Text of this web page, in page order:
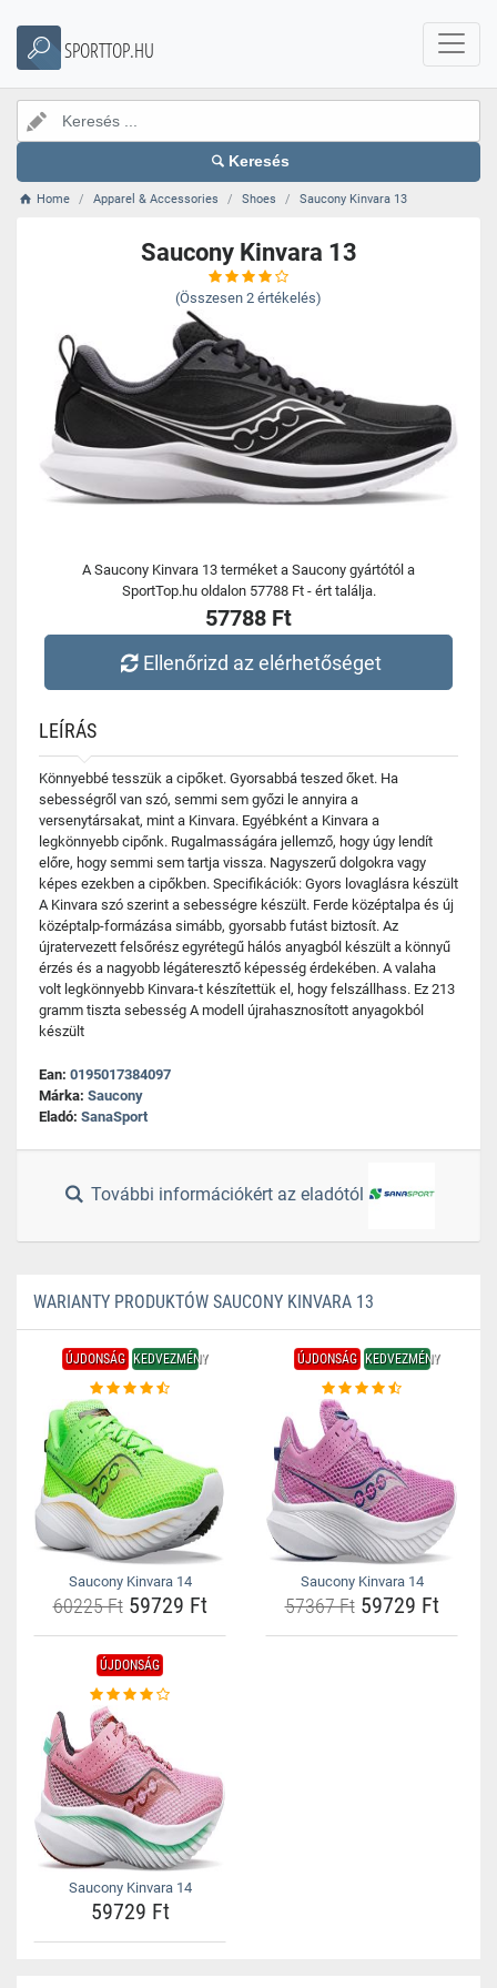
SPORTTOP.HU
Keresés
Home Apparel & Accessories Shoes Saucony Kinvara 13
Saucony Kinvara 13
(Összesen 2 értékelés)
A Saucony Kinvara 13 terméket a Saucony gyártótól a
SportTop.hu oldalon 57788 Ft - ért találja.
57788 Ft
Ellenőrizd az elérhetőséget
LEÍRÁS
Könnyebbé tesszük a cipőket. Gyorsabbá teszed őket. Ha
sebességről van szó, semmi sem győzi le annyira a
versenytársakat, mint a Kinvara. Egyébként a Kinvara a
legkönnyebb cipőnk. Rugalmasságára jellemző, hogy úgy lendít
előre, hogy semmi sem tartja vissza. Nagyszerű dolgokra vagy
képes ezekben a cipőkben. Specifikációk: Gyors lovaglásra készült
A Kinvara szó szerint a sebességre készült. Ferde középtalpa és új
középtalp-formázása simább, gyorsabb futást biztosít. Az
újratervezett felsőrész egyrétegű hálós anyagból készült a könnyű
érzés és a nagyobb légáteresztő képesség érdekében. A valaha
volt legkönnyebb Kinvara-t készítettük el, hogy felszállhass. Ez 213
gramm tiszta sebesség A modell újrahasznosított anyagokból
készült
Ean: 0195017384097
Márka: Saucony
Eladó: SanaSport
További információkért az eladótól
WARIANTY PRODUKTÓW SAUCONY KINVARA 13
ÚJDONSÁG KEDVEZMÉNY
Saucony Kinvara 14
60225 Ft59729 Ft
ÚJDONSÁG KEDVEZMÉNY
Saucony Kinvara 14
57367 Ft59729 Ft
ÚJDONSÁG
Saucony Kinvara 14
59729 Ft